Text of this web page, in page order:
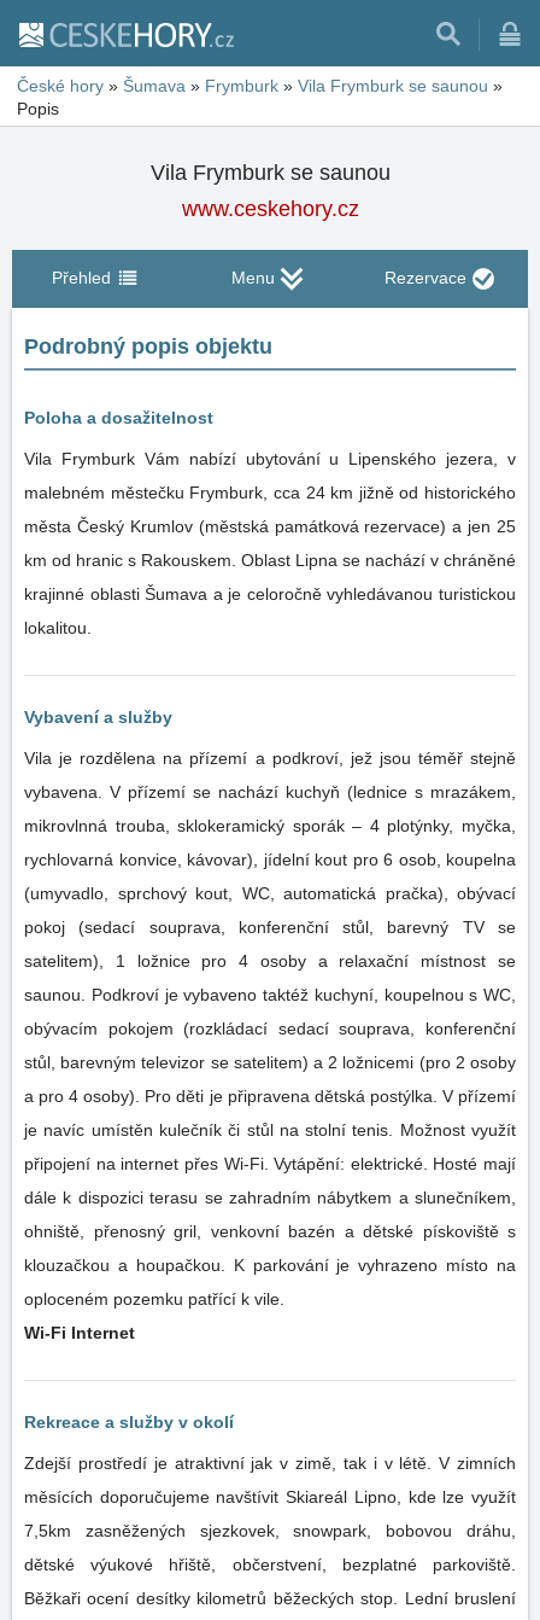
České hory » Šumava » Frymburk » Vila Frymburk se saunou »
Popis
Vila Frymburk se saunou
www.ceskehory.cz
Přehled Menu Rezervace
Podrobný popis objektu
Poloha a dosažitelnost
Vila Frymburk Vám nabízí ubytování u Lipenského jezera, v
malebném městečku Frymburk, cca 24 km jižně od historického
města Český Krumlov (městská památková rezervace) a jen 25
km od hranic s Rakouskem. Oblast Lipna se nachází v chráněné
krajinné oblasti Šumava a je celoročně vyhledávanou turistickou
lokalitou.
Vybavení a služby
Vila je rozdělena na přízemí a podkroví, jež jsou téměř stejně
vybavena. V přízemí se nachází kuchyň (lednice s mrazákem,
mikrovlnná trouba, sklokeramický sporák – 4 plotýnky, myčka,
rychlovarná konvice, kávovar), jídelní kout pro 6 osob, koupelna
(umyvadlo, sprchový kout, WC, automatická pračka), obývací
pokoj (sedací souprava, konferenční stůl, barevný TV se
satelitem), 1 ložnice pro 4 osoby a relaxační místnost se
saunou. Podkroví je vybaveno taktéž kuchyní, koupelnou s WC,
obývacím pokojem (rozkládací sedací souprava, konferenční
stůl, barevným televizor se satelitem) a 2 ložnicemi (pro 2 osoby
a pro 4 osoby). Pro děti je připravena dětská postýlka. V přízemí
je navíc umístěn kulečník či stůl na stolní tenis. Možnost využít
připojení na internet přes Wi-Fi. Vytápění: elektrické. Hosté mají
dále k dispozici terasu se zahradním nábytkem a slunečníkem,
ohniště, přenosný gril, venkovní bazén a dětské pískoviště s
klouzačkou a houpačkou. K parkování je vyhrazeno místo na
oploceném pozemku patřící k vile.
Wi-Fi Internet
Rekreace a služby v okolí
Zdejší prostředí je atraktivní jak v zimě, tak i v létě. V zimních
měsících doporučujeme navštívit Skiareál Lipno, kde lze využít
7,5km zasněžených sjezkovek, snowpark, bobovou dráhu,
dětské výukové hřiště, občerstvení, bezplatné parkoviště.
Běžkaři ocení desítky kilometrů běžeckých stop. Lední bruslení